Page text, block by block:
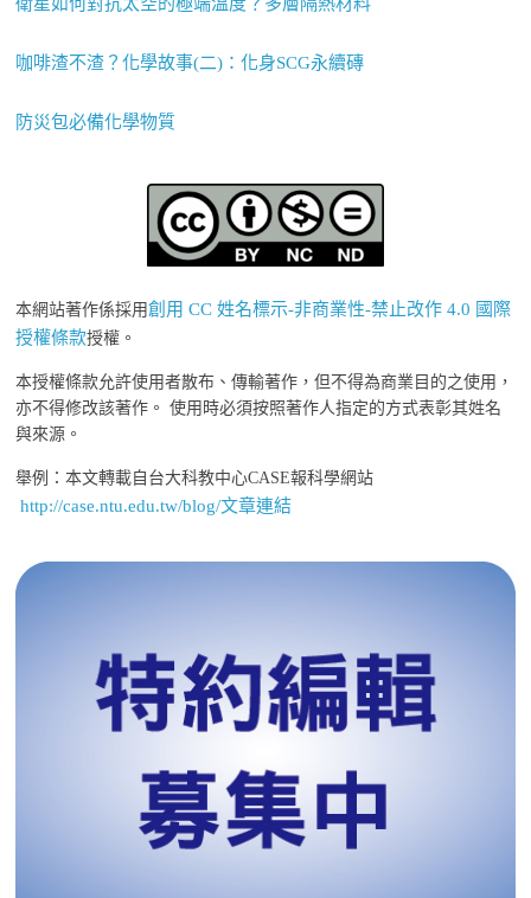
咖啡渣不渣？化學故事(二)：化身SCG永續磚
防災包必備化學物質
本網站著作係採用創用 CC 姓名標示-非商業性-禁止改作 4.0 國際
授權條款授權。
本授權條款允許使用者散布、傳輸著作，但不得為商業目的之使用，
亦不得修改該著作。 使用時必須按照著作人指定的方式表彰其姓名
與來源。
舉例：本文轉載自台大科教中心CASE報科學網站
http://case.ntu.edu.tw/blog/文章連結